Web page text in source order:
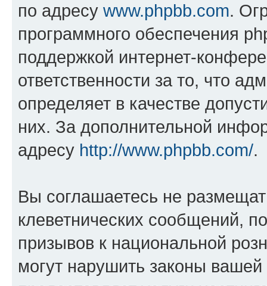
по адресу www.phpbb.com.
программного обеспечения
поддержкой интернет-
ответственности за то, что
определяет в качестве
них. За дополнительной
адресу http://www.phpbb.com/.
Вы соглашаетесь не
клеветнических сообщений,
призывов к национальной
могут нарушить законы